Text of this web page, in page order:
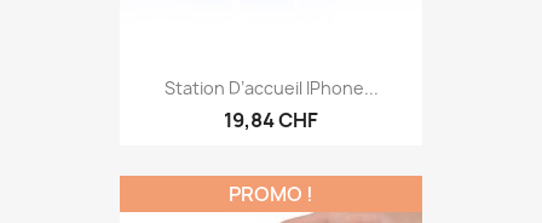
Station D’accueil IPhone...
19,84 CHF
PROMO !